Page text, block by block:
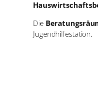
Die
Jugendhilfestation.